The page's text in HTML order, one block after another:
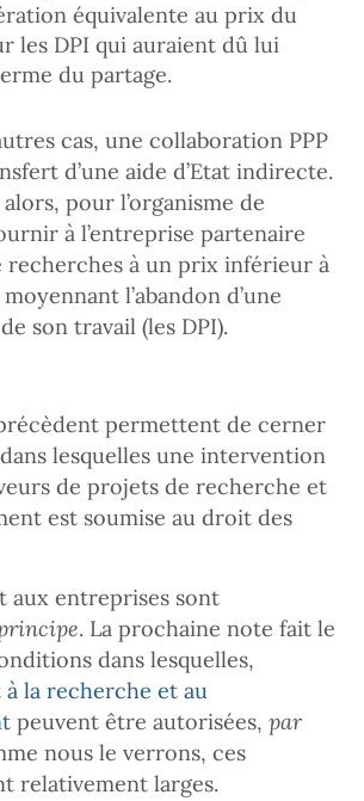
équivalente au prix du
les DPI qui auraient dû lui
du partage.
cas, une collaboration PPP
d’une aide d’Etat indirecte.
alors, pour l’organisme de
à l’entreprise partenaire
recherches à un prix inférieur à
l’abandon d’une
son travail (les DPI).
permettent de cerner
lesquelles une intervention
de projets de recherche et
est soumise au droit des
aux entreprises sont
. La prochaine note fait le
dans lesquelles,
à la recherche et au
peuvent être autorisées, par
nous le verrons, ces
relativement larges.